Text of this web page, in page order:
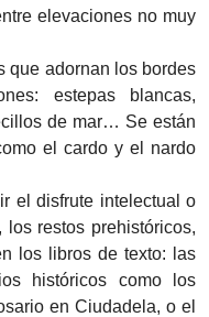
elevaciones no muy
que adornan los bordes
estepas blancas,
de mar… Se están
el cardo y el nardo
el disfrute intelectual o
restos prehistóricos,
los libros de texto: las
históricos como los
en Ciudadela, o el